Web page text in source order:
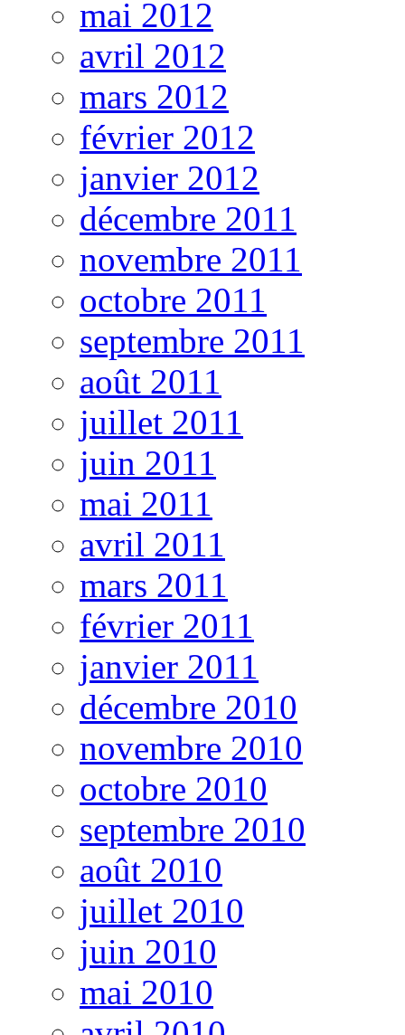
mai 2012
avril 2012
mars 2012
février 2012
janvier 2012
décembre 2011
novembre 2011
octobre 2011
septembre 2011
août 2011
juillet 2011
juin 2011
mai 2011
avril 2011
mars 2011
février 2011
janvier 2011
décembre 2010
novembre 2010
octobre 2010
septembre 2010
août 2010
juillet 2010
juin 2010
mai 2010